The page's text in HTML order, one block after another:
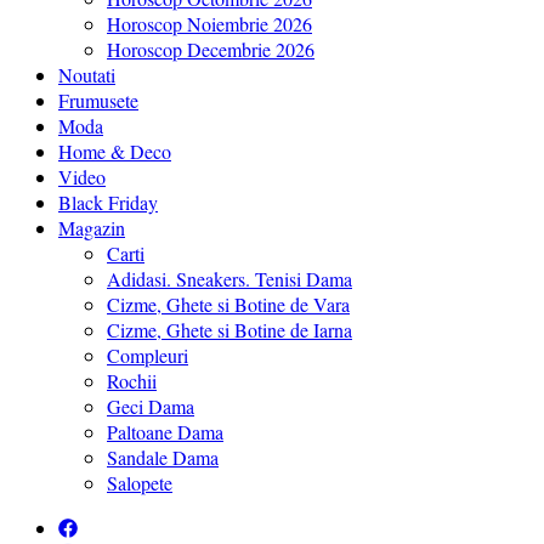
Horoscop Noiembrie 2026
Horoscop Decembrie 2026
Noutati
Frumusete
Moda
Home & Deco
Video
Black Friday
Magazin
Carti
Adidasi. Sneakers. Tenisi Dama
Cizme, Ghete si Botine de Vara
Cizme, Ghete si Botine de Iarna
Compleuri
Rochii
Geci Dama
Paltoane Dama
Sandale Dama
Salopete